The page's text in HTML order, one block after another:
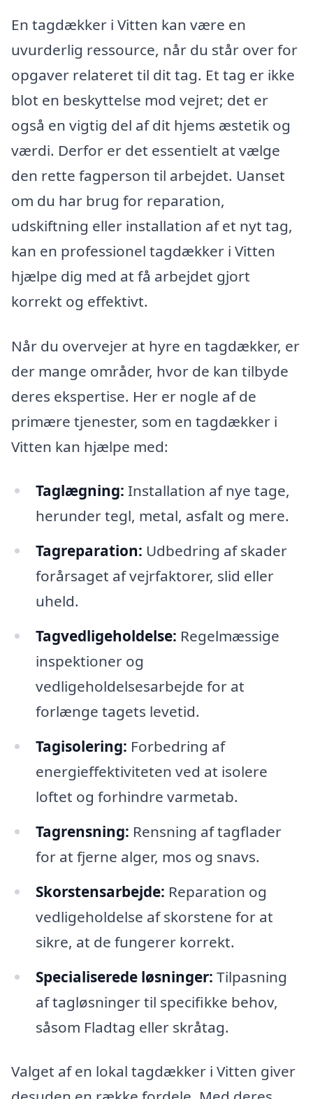
En tagdækker i Vitten kan være en
uvurderlig ressource, når du står over for
opgaver relateret til dit tag. Et tag er ikke
blot en beskyttelse mod vejret; det er
også en vigtig del af dit hjems æstetik og
værdi. Derfor er det essentielt at vælge
den rette fagperson til arbejdet. Uanset
om du har brug for reparation,
udskiftning eller installation af et nyt tag,
kan en professionel tagdækker i Vitten
hjælpe dig med at få arbejdet gjort
korrekt og effektivt.
Når du overvejer at hyre en tagdækker, er
der mange områder, hvor de kan tilbyde
deres ekspertise. Her er nogle af de
primære tjenester, som en tagdækker i
Vitten kan hjælpe med:
Taglægning: Installation af nye tage,
herunder tegl, metal, asfalt og mere.
Tagreparation: Udbedring af skader
forårsaget af vejrfaktorer, slid eller
uheld.
Tagvedligeholdelse: Regelmæssige
inspektioner og
vedligeholdelsesarbejde for at
forlænge tagets levetid.
Tagisolering: Forbedring af
energieffektiviteten ved at isolere
loftet og forhindre varmetab.
Tagrensning: Rensning af tagflader
for at fjerne alger, mos og snavs.
Skorstensarbejde: Reparation og
vedligeholdelse af skorstene for at
sikre, at de fungerer korrekt.
Specialiserede løsninger: Tilpasning
af tagløsninger til specifikke behov,
såsom Fladtag eller skråtag.
Valget af en lokal tagdækker i Vitten giver